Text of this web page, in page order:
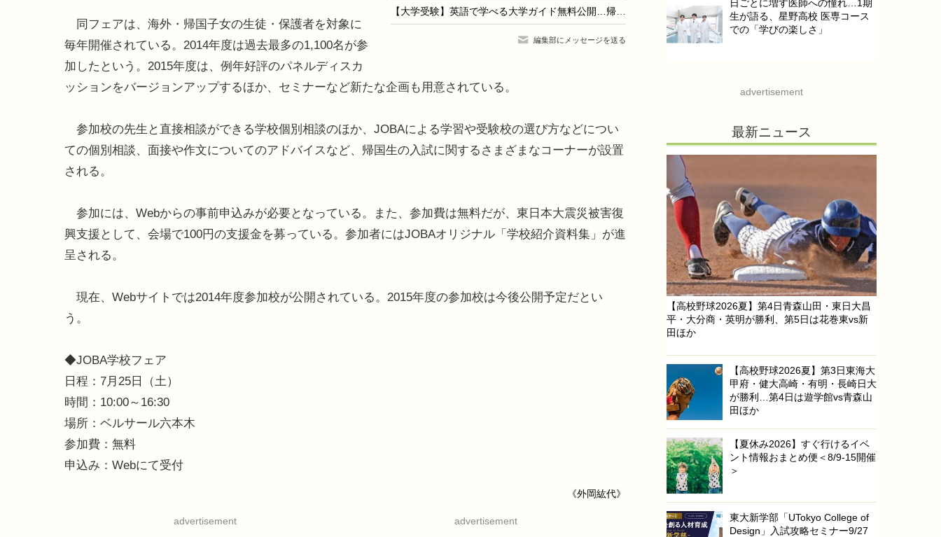
【大学受験】英語で学べる大学ガイド無料公開…帰国子女アカデミー
編集部にメッセージを送る
同フェアは、海外・帰国子女の生徒・保護者を対象に
毎年開催されている。2014年度は過去最多の1,100名が参
加したという。2015年度は、例年好評のパネルディスカ
ッションをバージョンアップするほか、セミナーなど新たな企画も用意されている。
参加校の先生と直接相談ができる学校個別相談のほか、JOBAによる学習や受験校の選び方などについ
ての個別相談、面接や作文についてのアドバイスなど、帰国生の入試に関するさまざまなコーナーが設置
される。
参加には、Webからの事前申込みが必要となっている。また、参加費は無料だが、東日本大震災被害復
興支援として、会場で100円の支援金を募っている。参加者にはJOBAオリジナル「学校紹介資料集」が進
呈される。
現在、Webサイトでは2014年度参加校が公開されている。2015年度の参加校は今後公開予定だとい
う。
◆JOBA学校フェア
日程：7月25日（土）
時間：10:00～16:30
場所：ベルサール六本木
参加費：無料
申込み：Webにて受付
《外岡紘代》
advertisement advertisement
日ごとに増す医師への憧れ…1期
生が語る、星野高校 医専コース
での「学びの楽しさ」
advertisement
最新ニュース
【高校野球2026夏】第4日青森山田・東日大昌
平・大分商・英明が勝利、第5日は花巻東vs新
田ほか
【高校野球2026夏】第3日東海大
甲府・健大高崎・有明・長崎日大
が勝利…第4日は遊学館vs青森山
田ほか
【夏休み2026】すぐ行けるイベ
ント情報おまとめ便＜8/9-15開催
＞
東大新学部「UTokyo College of
Design」入試攻略セミナー9/27